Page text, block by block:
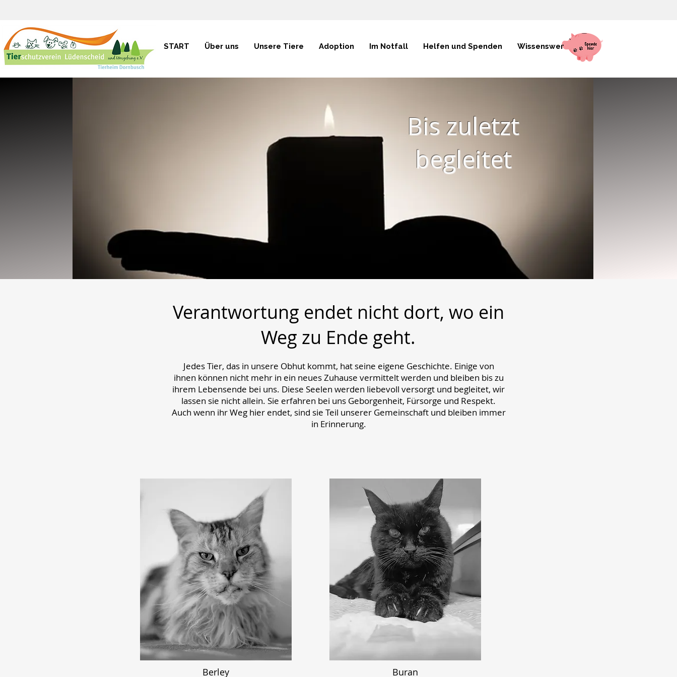
START Über uns Unsere Tiere Adoption Im Notfall Helfen und Spenden Wissenswertes
Bis zuletzt
begleitet
Verantwortung endet nicht dort, wo ein
Weg zu Ende geht.
Jedes Tier, das in unsere Obhut kommt, hat seine eigene Geschichte. Einige von
ihnen können nicht mehr in ein neues Zuhause vermittelt werden und bleiben bis zu
ihrem Lebensende bei uns. Diese Seelen werden liebevoll versorgt und begleitet, wir
lassen sie nicht allein. Sie erfahren bei uns Geborgenheit, Fürsorge und Respekt.
Auch wenn ihr Weg hier endet, sind sie Teil unserer Gemeinschaft und bleiben immer
in Erinnerung.
Berley Buran